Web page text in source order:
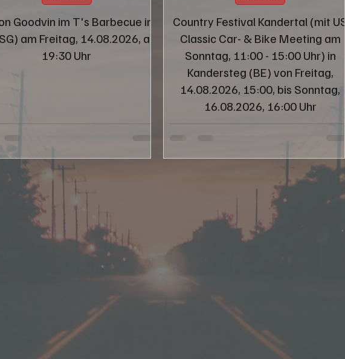
Goodvin im T's Barbecue in
am Freitag, 14.08.2026, ab
19:30 Uhr
Country Festival Kandertal (mit US
Classic Car- & Bike Meeting am
Sonntag, 11:00 - 15:00 Uhr) in
Kandersteg (BE) von Freitag,
14.08.2026, 15:00, bis Sonntag,
16.08.2026, 16:00 Uhr